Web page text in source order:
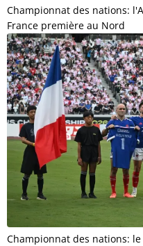
Championnat des nations:
France première au Nord
Championnat des nations: